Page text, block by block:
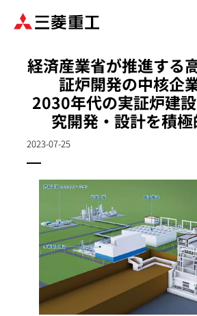
経済産業省が推進する
証炉開発の中核企
2030年代の実証炉建
究開発・設計を積
2023-07-25